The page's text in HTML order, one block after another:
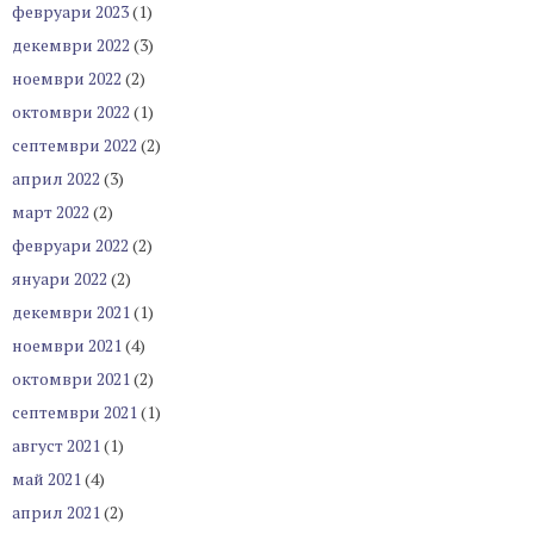
февруари 2023(1)
декември 2022 (3)
ноември 2022 (2)
октомври 2022 (1)
септември 2022 (2)
април 2022 (3)
март 2022 (2)
февруари 2022 (2)
януари 2022 (2)
декември 2021(1)
ноември 2021(4)
октомври 2021(2)
септември 2021(1)
август 2021(1)
май 2021(4)
април 2021(2)